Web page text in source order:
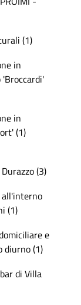
(1)
in
'Broccardi'
in
(1)
(3)
(1)
e
diurno (1)
di Villa